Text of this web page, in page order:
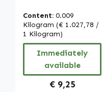
makkelijk door te
slikken | Warnke
Vitalstoffe
Content: 0.009
Kilogram (€ 1.027,78 /
1 Kilogram)
Immediately
available
Regular price:
€ 9,25